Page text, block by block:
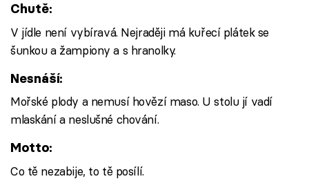
Chutě:
V jídle není vybíravá. Nejraději má kuřecí plátek se
šunkou a žampiony a s hranolky.
Nesnáší:
Mořské plody a nemusí hovězí maso. U stolu jí vadí
mlaskání a neslušné chování.
Motto:
Co tě nezabije, to tě posílí.